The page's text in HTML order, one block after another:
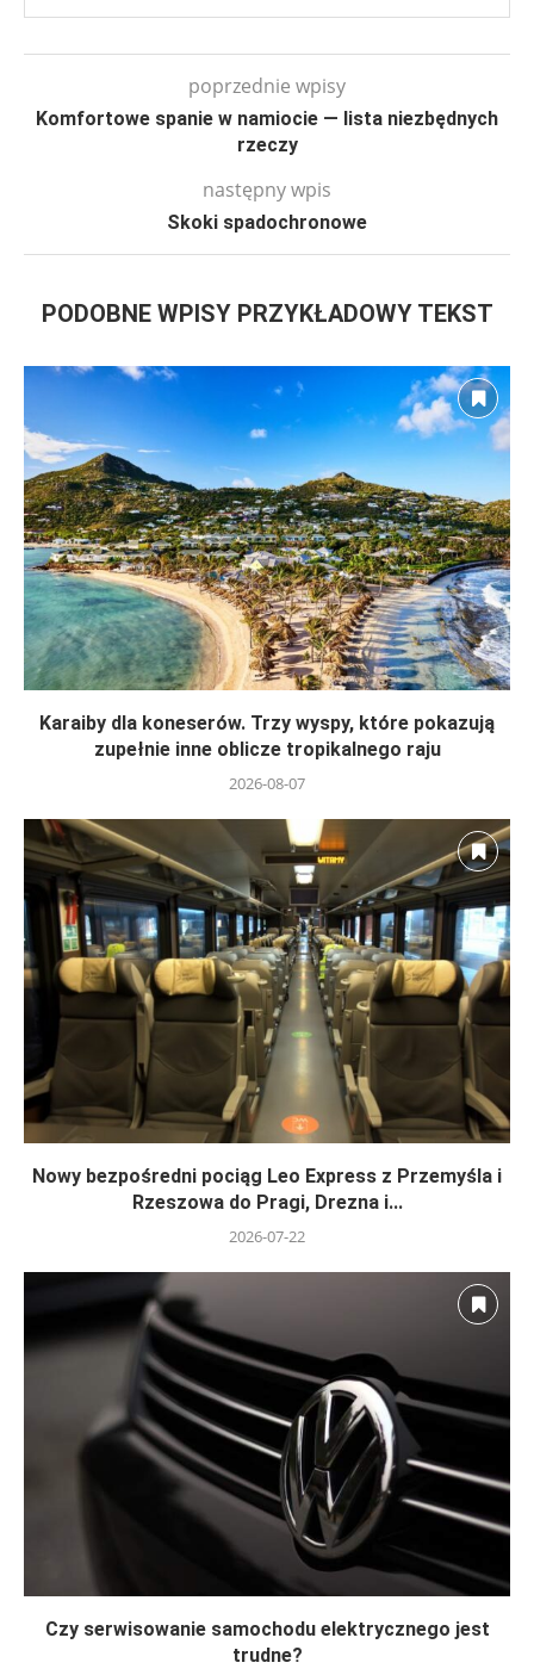
poprzednie wpisy
Komfortowe spanie w namiocie — lista niezbędnych
rzeczy
następny wpis
Skoki spadochronowe
PODOBNE WPISY PRZYKŁADOWY TEKST
Karaiby dla koneserów. Trzy wyspy, które pokazują
zupełnie inne oblicze tropikalnego raju
2026-08-07
Nowy bezpośredni pociąg Leo Express z Przemyśla i
Rzeszowa do Pragi, Drezna i...
2026-07-22
Czy serwisowanie samochodu elektrycznego jest
trudne?